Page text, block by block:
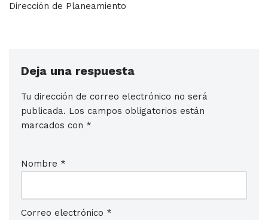
Dirección de Planeamiento
Deja una respuesta
Tu dirección de correo electrónico no será
publicada. Los campos obligatorios están
marcados con *
Nombre *
Correo electrónico *